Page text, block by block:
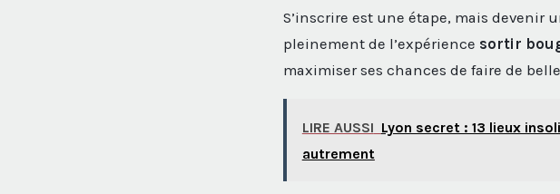
S’inscrire est une étape, mais devenir
pleinement de l’expérience sortir
maximiser ses chances de faire de
LIRE AUSSI Lyon secret : 13 lieux
autrement